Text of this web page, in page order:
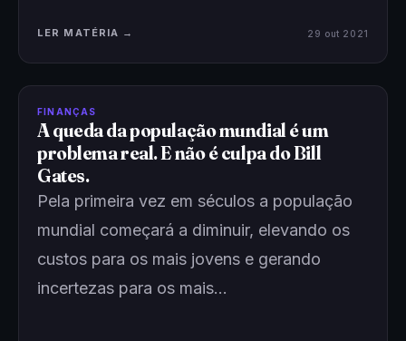
LER MATÉRIA → 29 out 2021
FINANÇAS
A queda da população mundial é um
problema real. E não é culpa do Bill
Gates.
Pela primeira vez em séculos a população
mundial começará a diminuir, elevando os
custos para os mais jovens e gerando
incertezas para os mais…